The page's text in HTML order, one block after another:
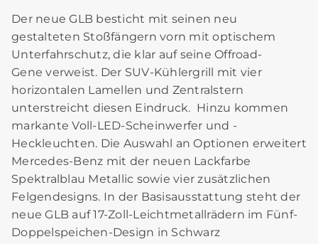
Der neue GLB besticht mit seinen neu
gestalteten Stoßfängern vorn mit optischem
Unterfahrschutz, die klar auf seine Offroad-
Gene verweist. Der SUV-Kühlergrill mit vier
horizontalen Lamellen und Zentralstern
unterstreicht diesen Eindruck. Hinzu kommen
markante Voll-LED-Scheinwerfer und -
Heckleuchten. Die Auswahl an Optionen erweitert
Mercedes-Benz mit der neuen Lackfarbe
Spektralblau Metallic sowie vier zusätzlichen
Felgendesigns. In der Basisausstattung steht der
neue GLB auf 17-Zoll-Leichtmetallrädern im Fünf-
Doppelspeichen-Design in Schwarz